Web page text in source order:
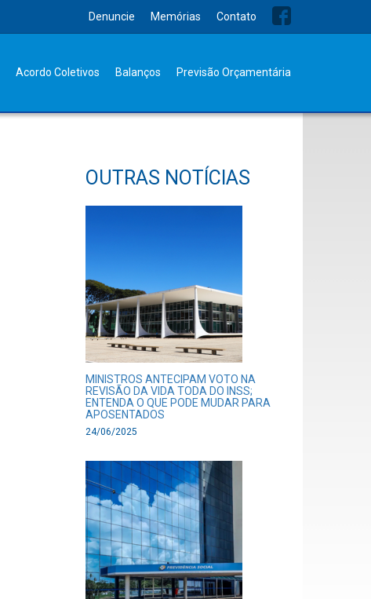
Denuncie Memórias Contato
Acordo Coletivos Balanços Previsão Orçamentária
OUTRAS NOTÍCIAS
MINISTROS ANTECIPAM VOTO NA
REVISÃO DA VIDA TODA DO INSS;
ENTENDA O QUE PODE MUDAR PARA
APOSENTADOS
24/06/2025